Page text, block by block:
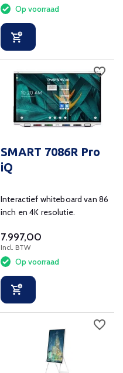
Op voorraad
SMART 7086R Pro
iQ
Interactief whiteboard van 86
inch en 4K resolutie.
7.997,00
Incl. BTW
Op voorraad